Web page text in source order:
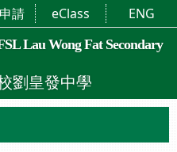
Lau Wong Fat Secondary
劉皇發中學
請 eClass ENG